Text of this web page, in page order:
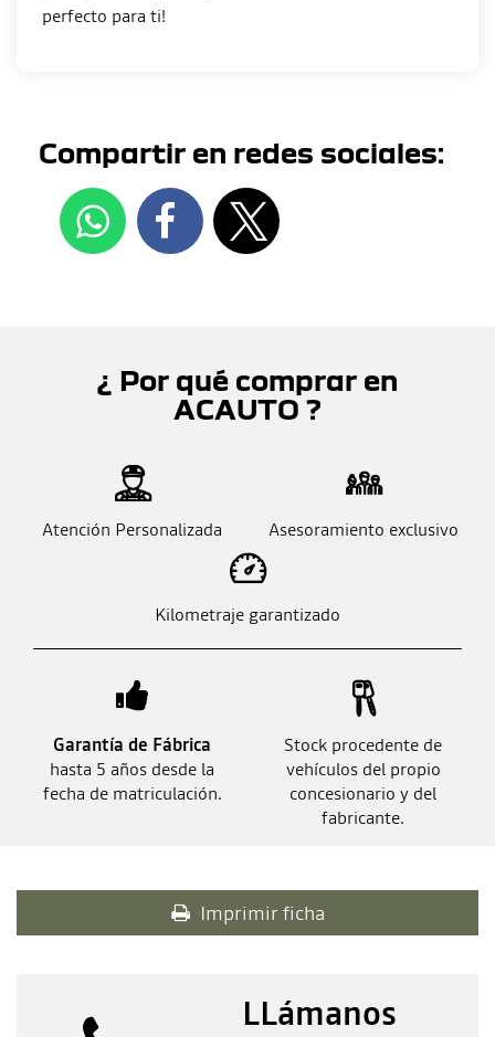
Compartir en redes sociales:
¿ Por qué comprar en
ACAUTO ?
Atención Personalizada Asesoramiento exclusivo
Kilometraje garantizado
Garantía de Fábrica
hasta 5 años desde la
fecha de matriculación.
Stock procedente de
vehículos del propio
concesionario y del
fabricante.
Imprimir ficha
LLámanos